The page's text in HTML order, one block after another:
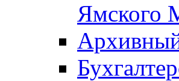
Ямского